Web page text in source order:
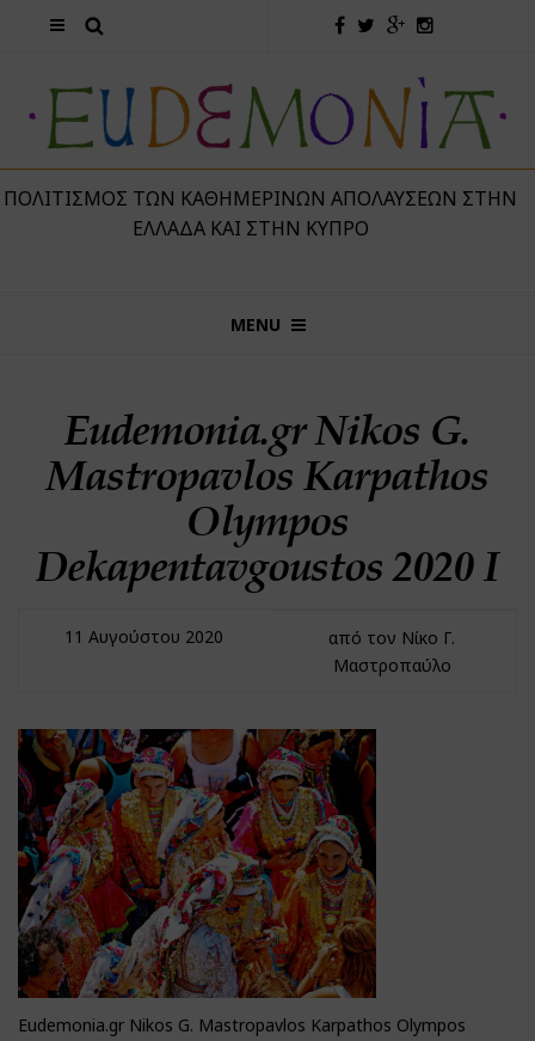
ΤΩΝ ΚΑΘΗΜΕΡΙΝΏΝ ΑΠΟΛΑΎΣΕΩΝ ΣΤΗΝ
ΕΛΛΆΔΑ ΚΑΙ ΣΤΗΝ ΚΎΠΡΟ
MENU
Eudemonia.gr Nikos G.
Mastropavlos Karpathos
Olympos
Dekapentavgoustos 2020 I
11 Αυγούστου 2020
από τον Νίκο Γ.
Μαστροπαύλο
Eudemonia.gr Nikos G. Mastropavlos Karpathos Olympos